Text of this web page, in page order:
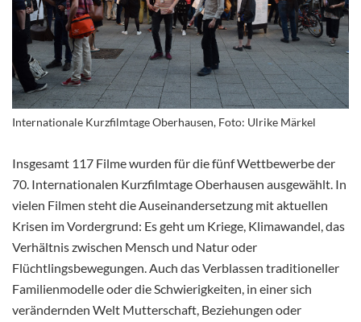
Internationale Kurzfilmtage Oberhausen, Foto: Ulrike Märkel
Insgesamt 117 Filme wurden für die fünf Wettbewerbe der
70. Internationalen Kurzfilmtage Oberhausen ausgewählt. In
vielen Filmen steht die Auseinandersetzung mit aktuellen
Krisen im Vordergrund: Es geht um Kriege, Klimawandel, das
Verhältnis zwischen Mensch und Natur oder
Flüchtlingsbewegungen. Auch das Verblassen traditioneller
Familienmodelle oder die Schwierigkeiten, in einer sich
verändernden Welt Mutterschaft, Beziehungen oder